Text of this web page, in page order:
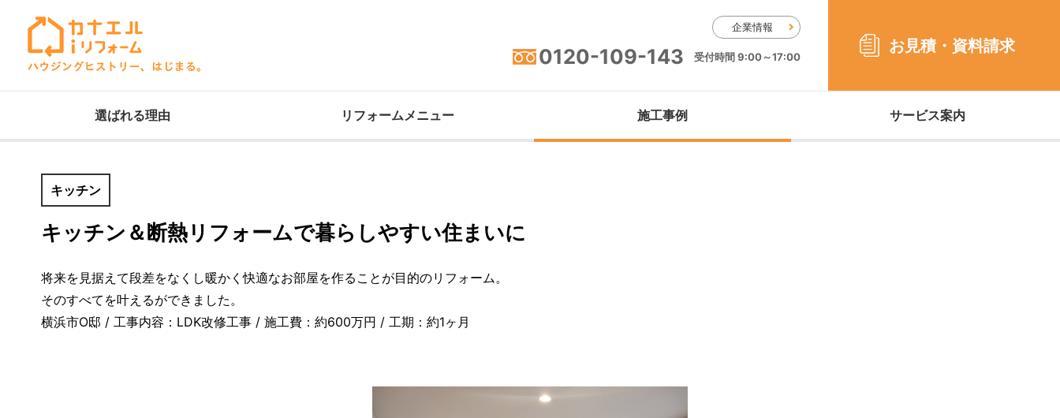
企業情報
0120-109-143 受付時間 9:00～17:00
お見積・ 資料請求
選ばれる理由 リフォームメニュー 施工事例 サービス案内
キッチン
キッチン＆断熱リフォームで暮らしやすい住まいに
将来を見据えて段差をなくし暖かく快適なお部屋を作ることが目的のリフォーム。
そのすべてを叶えるができました。
横浜市O邸 / 工事内容：LDK改修工事 / 施工費：約600万円 / 工期：約1ヶ月